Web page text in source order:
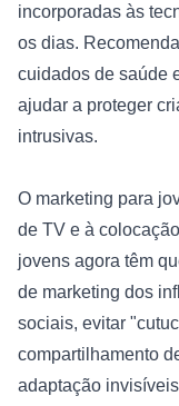
incorporadas às
os dias.
cuidados de saúde
ajudar a proteger
intrusivas.
O marketing para
de TV e à
jovens agora têm
de marketing dos
sociais, evitar
compartilhamento
adaptação